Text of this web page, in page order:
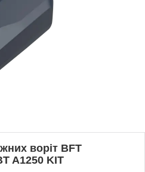
воріт BFT
A1250 KIT